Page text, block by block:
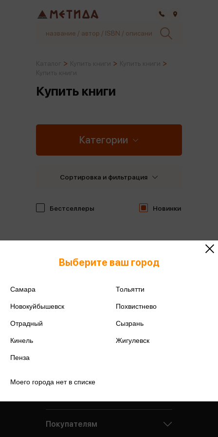
Купить книги
Категории
Бестселлеры Новинки
Сортировка и фильтрация
Выберите ваш город
Самара Тольятти
Новокуйбышевск Похвистнево
Отрадный Сызрань
Кинель Жигулевск
Пенза
Моего города нет в списке
Покупателям